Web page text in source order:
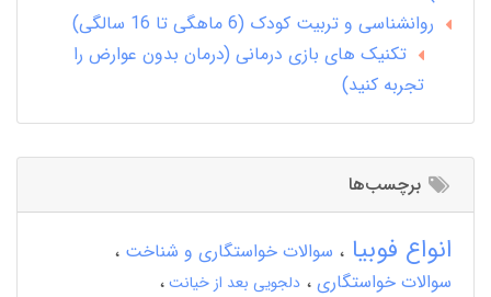
روانشناسی و تربیت کودک (6 ماهگی تا 16 سالگی)
تکنیک های بازی درمانی (درمان بدون عوارض را
تجربه کنید)
برچسب‌ها
انواع فوبیا
سوالات خواستگاری و شناخت
سوالات خواستگاری
دلجویی بعد از خیانت